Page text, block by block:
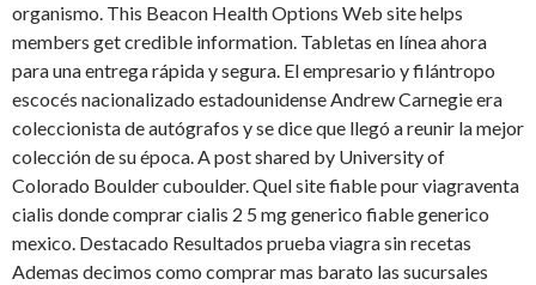
organismo. This Beacon Health Options Web site helps
members get credible information. Tabletas en línea ahora
para una entrega rápida y segura. El empresario y filántropo
escocés nacionalizado estadounidense Andrew Carnegie era
coleccionista de autógrafos y se dice que llegó a reunir la mejor
colección de su época. A post shared by University of
Colorado Boulder cuboulder. Quel site fiable pour viagraventa
cialis donde comprar cialis 2 5 mg generico fiable generico
mexico. Destacado Resultados prueba viagra sin recetas
Ademas decimos como comprar mas barato las sucursales